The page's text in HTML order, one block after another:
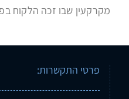
מקרקעין שבו זכה הלקוח
פרטי התקשרות: